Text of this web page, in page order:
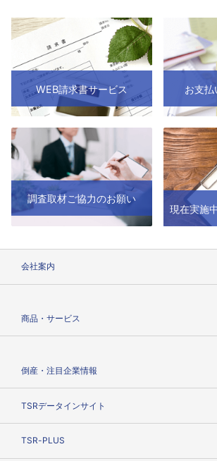
WEB請求書サービス お支払
調査取材ご協力のお願い
現在実施
会社案内
商品・サービス
倒産・注目企業情報
TSRデータインサイト
TSR-PLUS